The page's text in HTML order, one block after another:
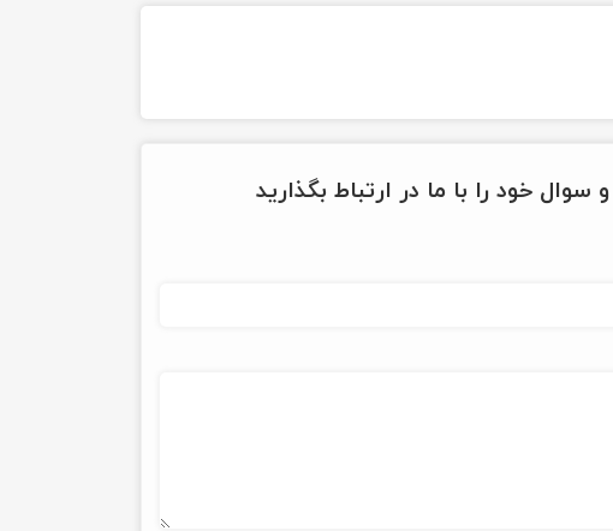
سوال خود را با ما در ارتباط بگذارید